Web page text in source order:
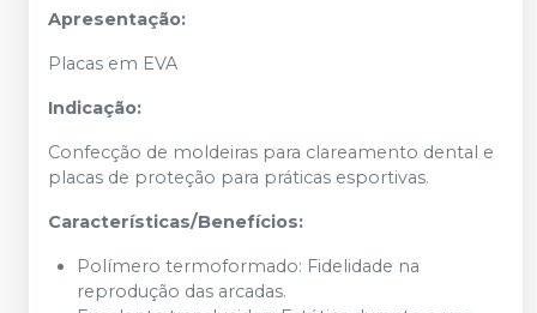
Apresentação:
Placas em EVA
Indicação:
Confecção de moldeiras para clareamento dental e
placas de proteção para práticas esportivas.
Características/Benefícios:
Polímero termoformado: Fidelidade na
reprodução das arcadas.